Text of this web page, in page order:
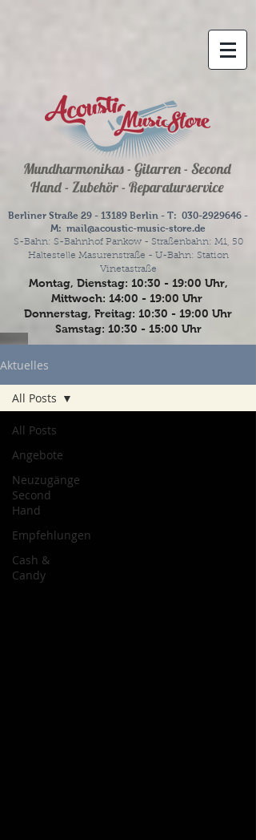
Berliner Straße 29 - 13189 Berlin - T: 030-2929646 -
M: mail@acoustic-music-store.de
S-Bahn: S-Bahnhof Pankow - Straßenbahn: M1, 50
Haltestelle Masurenstraße - U-Bahn: Station
Vinetastraße
Montag, Dienstag: 10:30 - 19:00 Uhr,
Mittwoch: 14:00 - 19:00 Uhr
Donnerstag, Freitag: 10:30 - 19:00 Uhr
Samstag: 10:30 - 15:00 Uhr
Mundharmonikas - Gitarren - Second
Hand - Zubehör - Reparaturservice
Aktuelles
All Posts
Angebote
Neuzugänge
Second
Hand
Empfehlungen
Cash &
Candy
All Posts